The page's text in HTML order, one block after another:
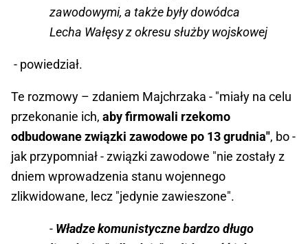
zawodowymi, a także były dowódca
Lecha Wałęsy z okresu służby wojskowej
- powiedział.
Te rozmowy – zdaniem Majchrzaka - "miały na celu
przekonanie ich, aby firmowali rzekomo
odbudowane związki zawodowe po 13 grudnia", bo -
jak przypomniał - związki zawodowe "nie zostały z
dniem wprowadzenia stanu wojennego
zlikwidowane, lecz "jedynie zawieszone".
- Władze komunistyczne bardzo długo